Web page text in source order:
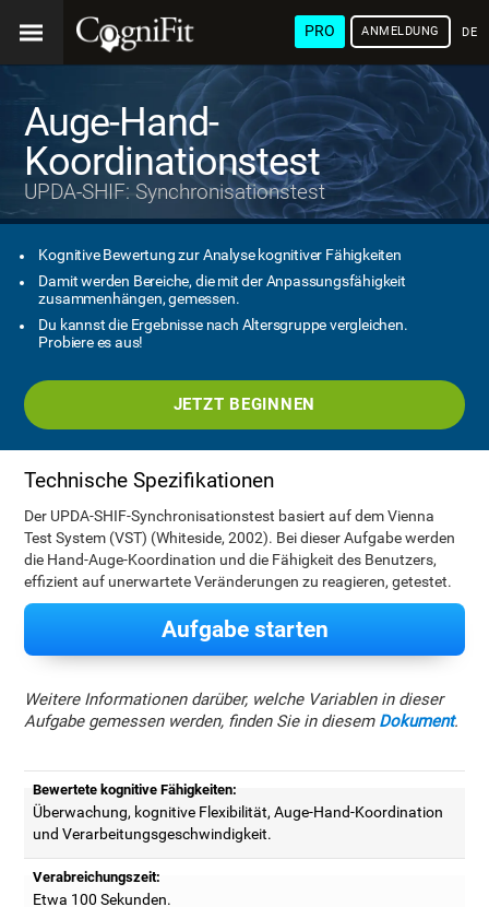
PRO ANMELDUNG
Auge-Hand-
Koordinationstest
UPDA-SHIF: Synchronisationstest
Kognitive Bewertung zur Analyse kognitiver Fähigkeiten
Damit werden Bereiche, die mit der Anpassungsfähigkeit
zusammenhängen, gemessen.
Du kannst die Ergebnisse nach Altersgruppe vergleichen.
Probiere es aus!
JETZT BEGINNEN
Technische Spezifikationen
Der UPDA-SHIF-Synchronisationstest basiert auf dem Vienna
Test System (VST) (Whiteside, 2002). Bei dieser Aufgabe werden
die Hand-Auge-Koordination und die Fähigkeit des Benutzers,
effizient auf unerwartete Veränderungen zu reagieren, getestet.
Aufgabe starten
Weitere Informationen darüber, welche Variablen in dieser
Aufgabe gemessen werden, finden Sie in diesem Dokument.
Bewertete kognitive Fähigkeiten:
Überwachung, kognitive Flexibilität, Auge-Hand-Koordination
und Verarbeitungsgeschwindigkeit.
Verabreichungszeit:
Etwa 100 Sekunden.